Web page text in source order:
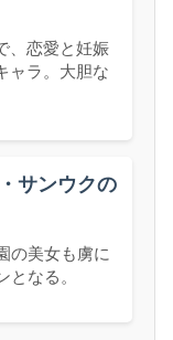
、恋愛と妊娠
ャラ。大胆な
サンウクの
の美女も虜に
なる。